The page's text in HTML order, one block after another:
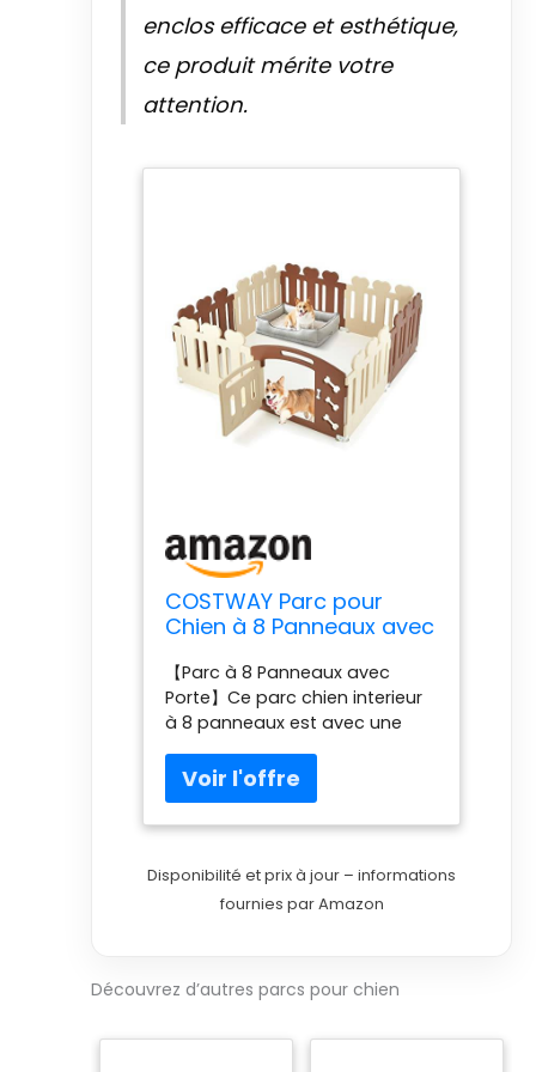
enclos efficace et esthétique,
ce produit mérite votre
attention.
COSTWAY Parc pour
Chien à 8 Panneaux avec
HDPE avec Motifs d’Os
Mignons, Barrière de
Sécurité Chien pour
Petits Moyens Chiot Chat
Lapin, 155 x 155 x 60 CM
(Beige+Café)
【Parc à 8 Panneaux avec
Porte】Ce parc chien interieur
à 8 panneaux est avec une
cm lorsqu'il est entièrement
assemblé, le parc offre un
espace spacieux pour que
L'assemblage ne nécessite
aucun outil. 【Matériau HDPE
morsures et sûr, convivial pour
Disponibilité et prix à jour – informations
fournies par Amazon
Découvrez d’autres parcs pour chien